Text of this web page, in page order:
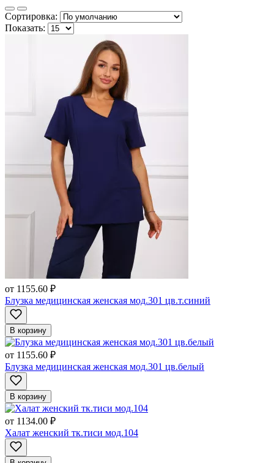
Сортировка:
Показать:
от 1155.60 ₽
Блузка медицинская женская мод.301 цв.т.синий
В корзину
от 1155.60 ₽
Блузка медицинская женская мод.301 цв.белый
В корзину
от 1134.00 ₽
Халат женский тк.тиси мод.104